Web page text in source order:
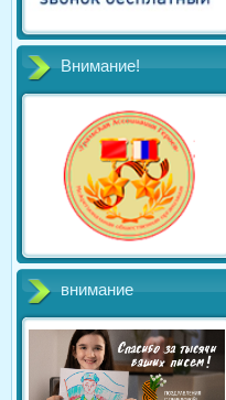
Внимание!
внимание